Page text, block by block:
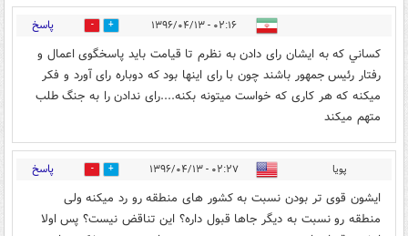
۰۲:۱۶ - ۱۳۹۶/۰۴/۱۳ 91 پاسخ
کساني که به ایشان رای دادن به نظرم تا قیامت باید پاسخگوی اعمال و
رفتار رئیس جمهور باشند چون با رای اینها بود که دوباره رای آورد و فکر
میکنه که هر کاری که خواست میتونه بکنه....رای ندادن را به جنگ طلب
متهم ميکند
پویا ۰۲:۲۷ - ۱۳۹۶/۰۴/۱۳ 48 پاسخ
ایشون قوی تر بودن نسبت به کشور های منطقه رو رد میکنه ولی
منطقه رو نسبت به دیگر جاها قبول داره؟ این تناقض نیست؟ پس اولا